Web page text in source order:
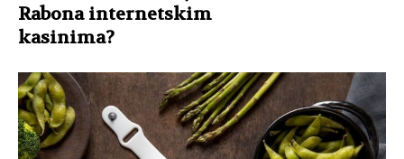
Rabona internetskim
kasinima?